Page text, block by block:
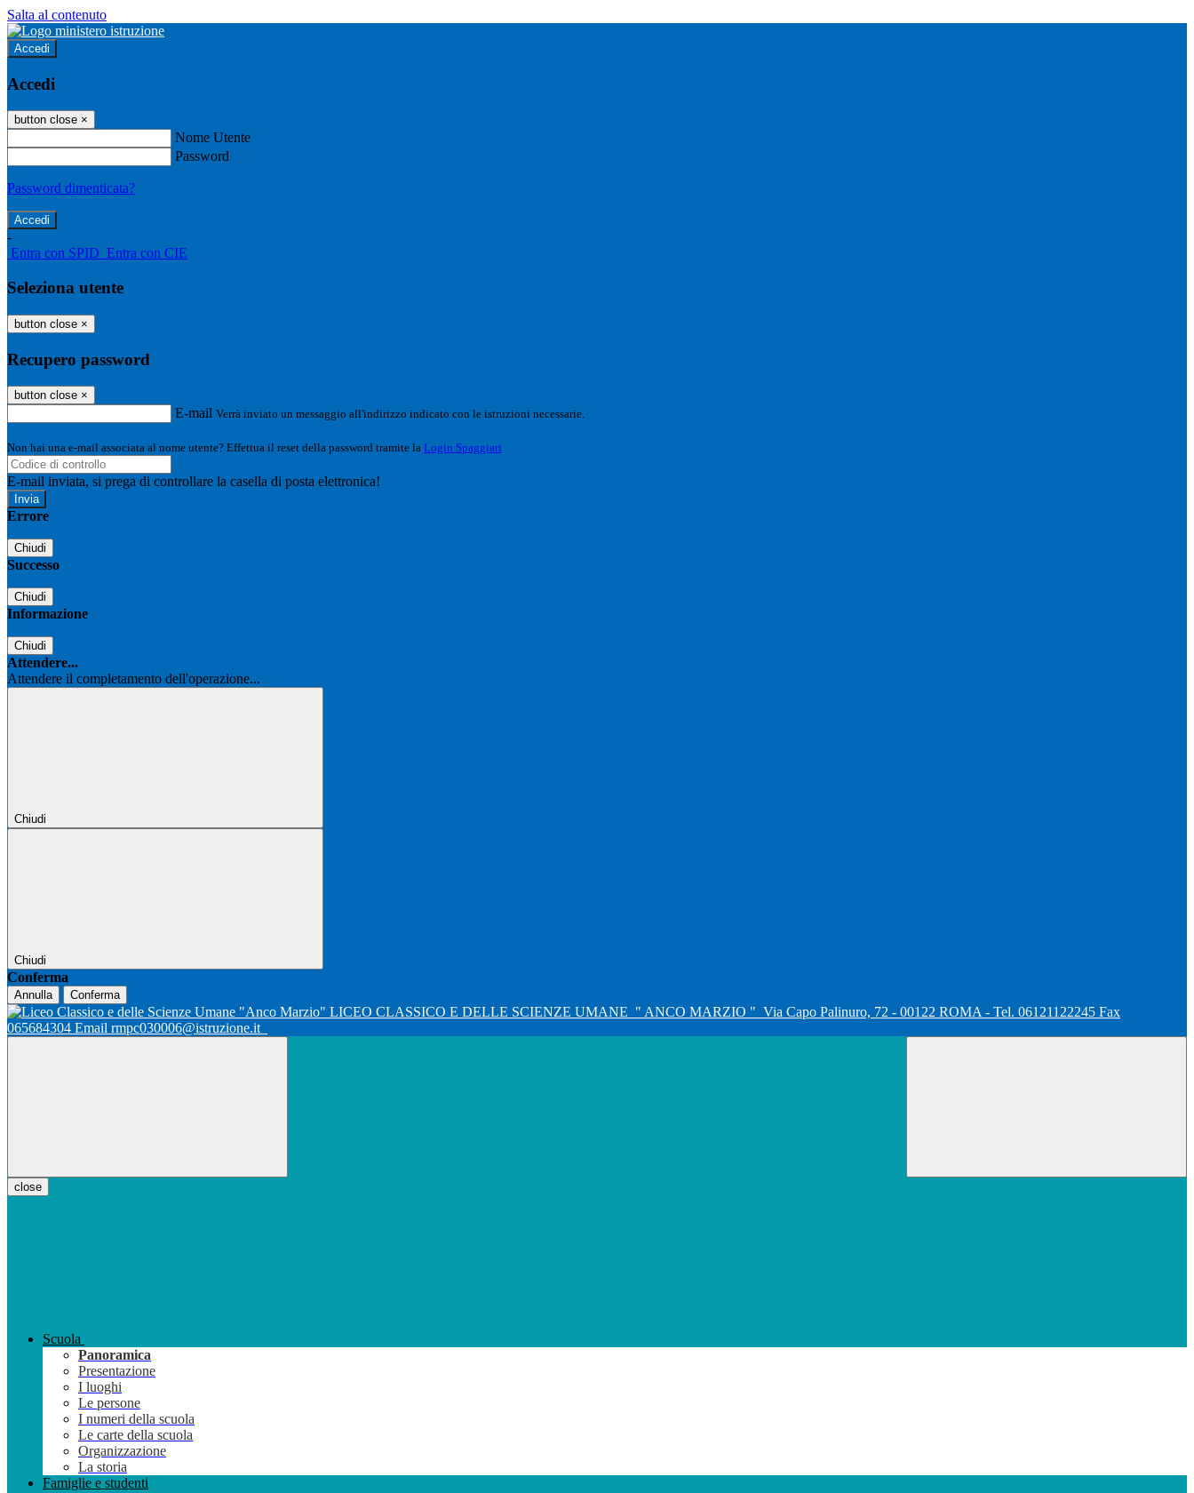
Salta al contenuto
Accedi
Accedi
button close ×
Nome Utente
Password
Password dimenticata?
-
Entra con SPID Entra con CIE
Seleziona utente
button close ×
Recupero password
button close ×
E-mail Verrà inviato un messaggio all'indirizzo indicato con le istruzioni necessarie.
Non hai una e-mail associata al nome utente? Effettua il reset della password tramite la Login Spaggiari
E-mail inviata, si prega di controllare la casella di posta elettronica!
Errore
Chiudi
Successo
Chiudi
Informazione
Chiudi
Attendere...
Attendere il completamento dell'operazione...
Chiudi
Chiudi
Conferma
Annulla Conferma
LICEO CLASSICO E DELLE SCIENZE UMANE " ANCO MARZIO " Via Capo Palinuro, 72 - 00122 ROMA - Tel. 06121122245 Fax
065684304 Email rmpc030006@istruzione.it
close
Scuola
Panoramica
Presentazione
I luoghi
Le persone
I numeri della scuola
Le carte della scuola
Organizzazione
La storia
Famiglie e studenti